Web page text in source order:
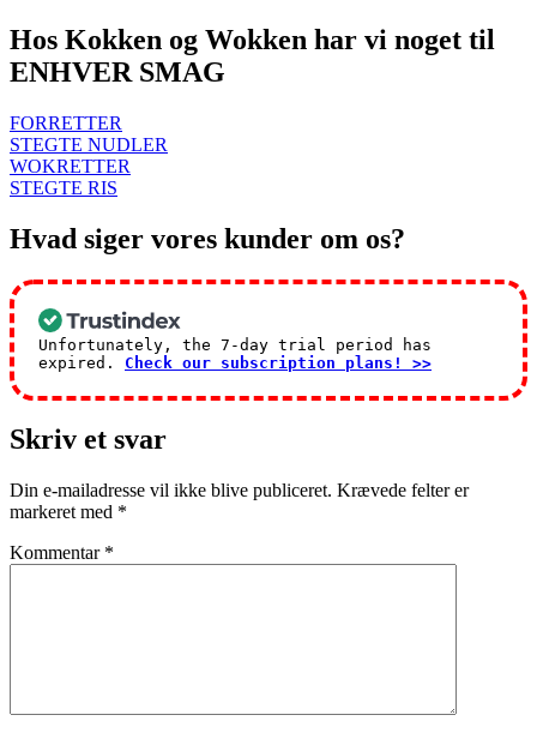
Hos Kokken og Wokken har vi noget til
ENHVER SMAG
FORRETTER
STEGTE NUDLER
WOKRETTER
STEGTE RIS
Hvad siger vores kunder om os?
Unfortunately, the 7-day trial period has
expired. Check our subscription plans! >>
Skriv et svar
Din e-mailadresse vil ikke blive publiceret. Krævede felter er
markeret med *
Kommentar *